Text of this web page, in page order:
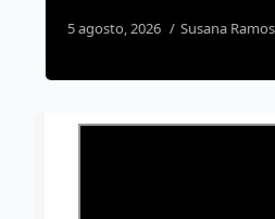
5 agosto, 2026 Susana Ramos